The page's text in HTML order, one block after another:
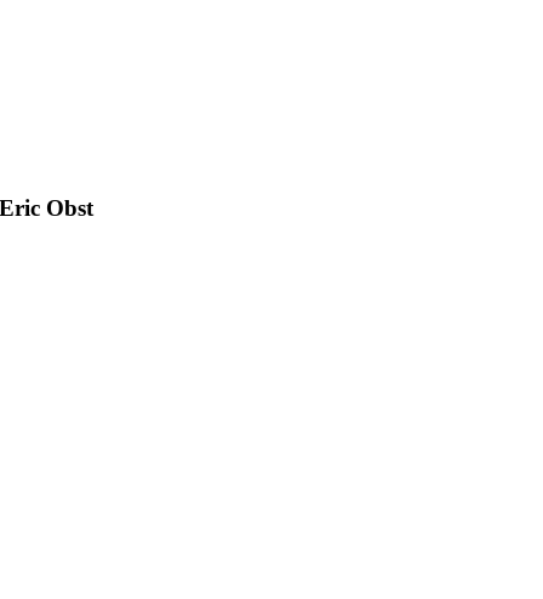
Eric Obst